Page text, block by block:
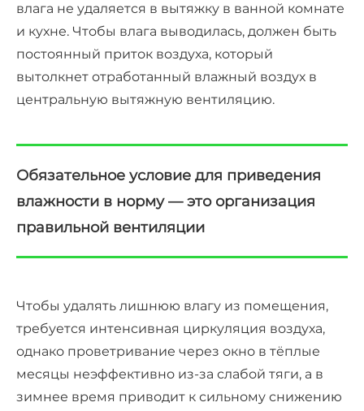
влага не удаляется в вытяжку в ванной комнате
и кухне. Чтобы влага выводилась, должен быть
постоянный приток воздуха, который
вытолкнет отработанный влажный воздух в
центральную вытяжную вентиляцию.
Обязательное условие для приведения
влажности в норму — это организация
правильной вентиляции
Чтобы удалять лишнюю влагу из помещения,
требуется интенсивная циркуляция воздуха,
однако проветривание через окно в тёплые
месяцы неэффективно из-за слабой тяги, а в
зимнее время приводит к сильному снижению